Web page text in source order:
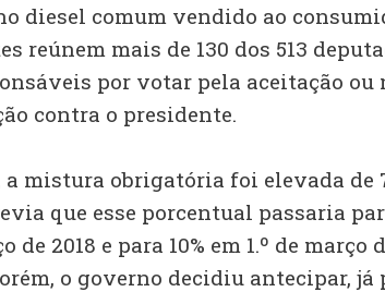
diesel comum vendido ao
reúnem mais de 130 dos 513
por votar pela aceitação ou
contra o presidente.
a mistura obrigatória foi elevada de
que esse porcentual passaria
de 2018 e para 10% em 1.º de março
o governo decidiu antecipar, já